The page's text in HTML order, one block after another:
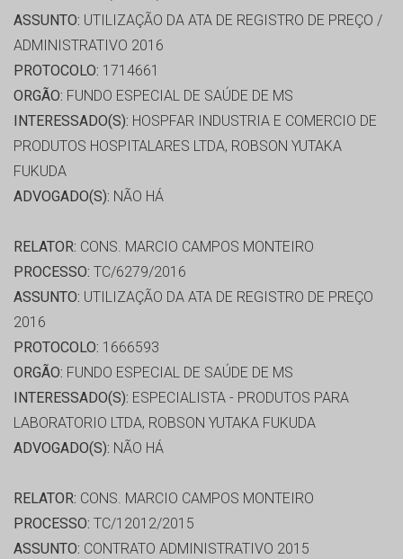
ASSUNTO: UTILIZAÇÃO DA ATA DE REGISTRO DE PREÇO /
ADMINISTRATIVO 2016
PROTOCOLO: 1714661
ORGÃO: FUNDO ESPECIAL DE SAÚDE DE MS
INTERESSADO(S): HOSPFAR INDUSTRIA E COMERCIO DE
PRODUTOS HOSPITALARES LTDA, ROBSON YUTAKA
FUKUDA
ADVOGADO(S): NÃO HÁ
RELATOR: CONS. MARCIO CAMPOS MONTEIRO
PROCESSO: TC/6279/2016
ASSUNTO: UTILIZAÇÃO DA ATA DE REGISTRO DE PREÇO
2016
PROTOCOLO: 1666593
ORGÃO: FUNDO ESPECIAL DE SAÚDE DE MS
INTERESSADO(S): ESPECIALISTA - PRODUTOS PARA
LABORATORIO LTDA, ROBSON YUTAKA FUKUDA
ADVOGADO(S): NÃO HÁ
RELATOR: CONS. MARCIO CAMPOS MONTEIRO
PROCESSO: TC/12012/2015
ASSUNTO: CONTRATO ADMINISTRATIVO 2015